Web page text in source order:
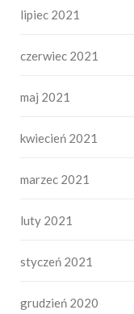
lipiec 2021
czerwiec 2021
maj 2021
kwiecień 2021
marzec 2021
luty 2021
styczeń 2021
grudzień 2020